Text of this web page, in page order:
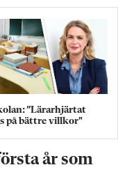
”Lärarhjärtat
på bättre villkor"
år som